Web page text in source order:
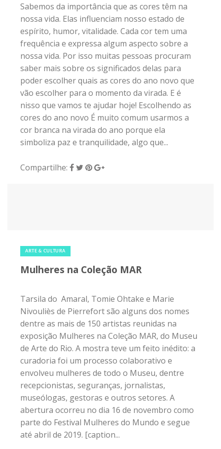
Sabemos da importância que as cores têm na
nossa vida. Elas influenciam nosso estado de
espírito, humor, vitalidade. Cada cor tem uma
frequência e expressa algum aspecto sobre a
nossa vida. Por isso muitas pessoas procuram
saber mais sobre os significados delas para
poder escolher quais as cores do ano novo que
vão escolher para o momento da virada. E é
nisso que vamos te ajudar hoje! Escolhendo as
cores do ano novo É muito comum usarmos a
cor branca na virada do ano porque ela
simboliza paz e tranquilidade, algo que...
Compartilhe:
ARTE & CULTURA
Mulheres na Coleção MAR
Tarsila do Amaral, Tomie Ohtake e Marie
Nivouliès de Pierrefort são alguns dos nomes
dentre as mais de 150 artistas reunidas na
exposição Mulheres na Coleção MAR, do Museu
de Arte do Rio. A mostra teve um feito inédito: a
curadoria foi um processo colaborativo e
envolveu mulheres de todo o Museu, dentre
recepcionistas, seguranças, jornalistas,
museólogas, gestoras e outros setores. A
abertura ocorreu no dia 16 de novembro como
parte do Festival Mulheres do Mundo e segue
até abril de 2019. [caption...